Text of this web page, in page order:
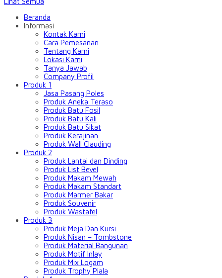
Beranda
Informasi
Kontak Kami
Cara Pemesanan
Tentang Kami
Lokasi Kami
Tanya Jawab
Company Profil
Produk 1
Jasa Pasang Poles
Produk Aneka Teraso
Produk Batu Fosil
Produk Batu Kali
Produk Batu Sikat
Produk Kerajinan
Produk Wall Clauding
Produk 2
Produk Lantai dan Dinding
Produk List Bevel
Produk Makam Mewah
Produk Makam Standart
Produk Marmer Bakar
Produk Souvenir
Produk Wastafel
Produk 3
Produk Meja Dan Kursi
Produk Nisan – Tombstone
Produk Material Bangunan
Produk Motif Inlay
Produk Mix Logam
Produk Trophy Piala